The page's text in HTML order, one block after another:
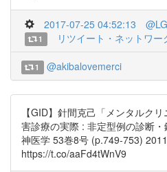
2017-07-25 04:52:13
1 リツイート・ネットワー
1 @akibalovemerci
【GID】針間克己「メンタルク
害診療の実際 : 非定型例の診断
神医学 53巻8号 (p.749-753)
https://t.co/aaFd4tWnV9